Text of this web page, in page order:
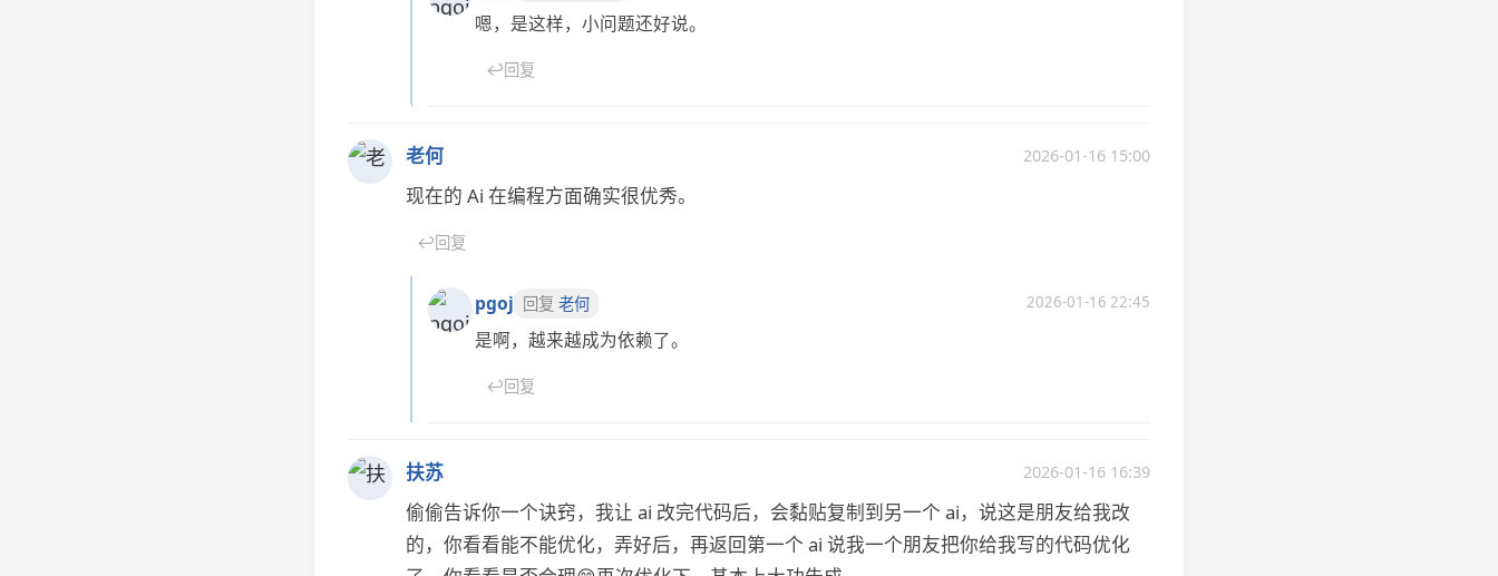
嗯，是这样，小问题还好说。
↩回复
老何 2026-01-16 15:00
现在的 Ai 在编程方面确实很优秀。
↩回复
pgoj 回复 老何 2026-01-16 22:45
是啊，越来越成为依赖了。
↩回复
扶苏 2026-01-16 16:39
偷偷告诉你一个诀窍，我让 ai 改完代码后，会黏贴复制到另一个 ai，说这是朋友给我改
的，你看看能不能优化，弄好后，再返回第一个 ai 说我一个朋友把你给我写的代码优化